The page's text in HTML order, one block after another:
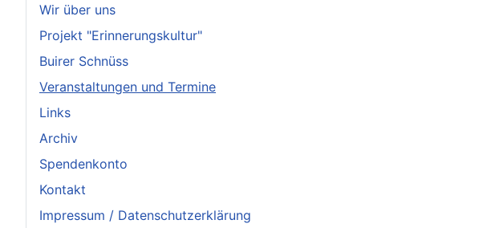
Wir über uns
Projekt "Erinnerungskultur"
Buirer Schnüss
Veranstaltungen und Termine
Links
Archiv
Spendenkonto
Kontakt
Impressum / Datenschutzerklärung